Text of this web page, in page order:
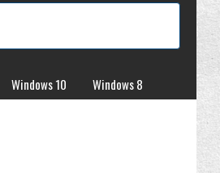
Windows 10
Windows 8